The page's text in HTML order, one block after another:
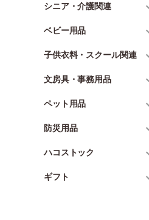
シニア・介護関連
ベビー用品
子供衣料・スクール関連
文房具・事務用品
ペット用品
防災用品
ハコストック
ギフト